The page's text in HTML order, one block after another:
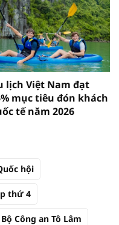
lịch Việt Nam đạt
mục tiêu đón khách
tế năm 2026
hội
thứ 4
Công an Tô Lâm